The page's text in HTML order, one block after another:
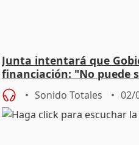
Junta intentará que
financiación: "No puede
Sonido Totales 02/